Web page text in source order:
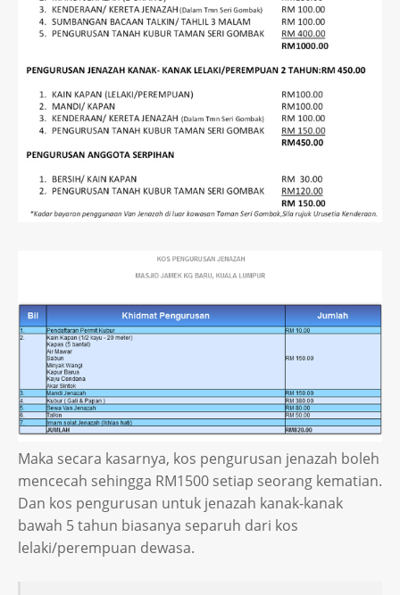
Maka secara kasarnya, kos pengurusan jenazah boleh
mencecah sehingga RM1500 setiap seorang kematian.
Dan kos pengurusan untuk jenazah kanak-kanak
bawah 5 tahun biasanya separuh dari kos
lelaki/perempuan dewasa.